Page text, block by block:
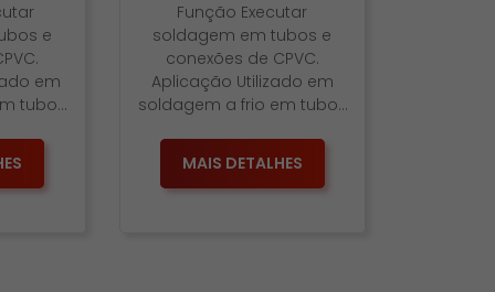
e
em
tubos
Função Executar
soldagem em tubos e
conexões de CPVC.
Aplicação Utilizado em
soldagem a frio em tubos
MAIS DETALHES